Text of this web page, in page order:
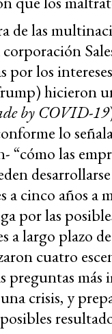
de las
por los
hicieron
by COVID-19
lo
“cómo las
a cinco años a
por las
a largo plazo
cuatro
preguntas más
crisis, y